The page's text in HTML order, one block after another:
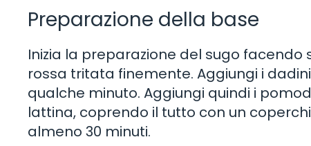
Preparazione della base
Inizia la preparazione del sugo
rossa tritata finemente. Aggiungi i
qualche minuto. Aggiungi quindi i
lattina, coprendo il tutto con un
almeno 30 minuti.